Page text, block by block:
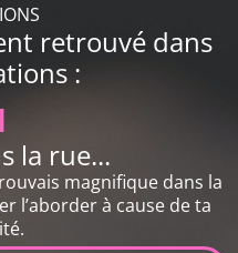
retrouvé dans
:
la rue...
magnifique dans la
l’aborder à cause de ta